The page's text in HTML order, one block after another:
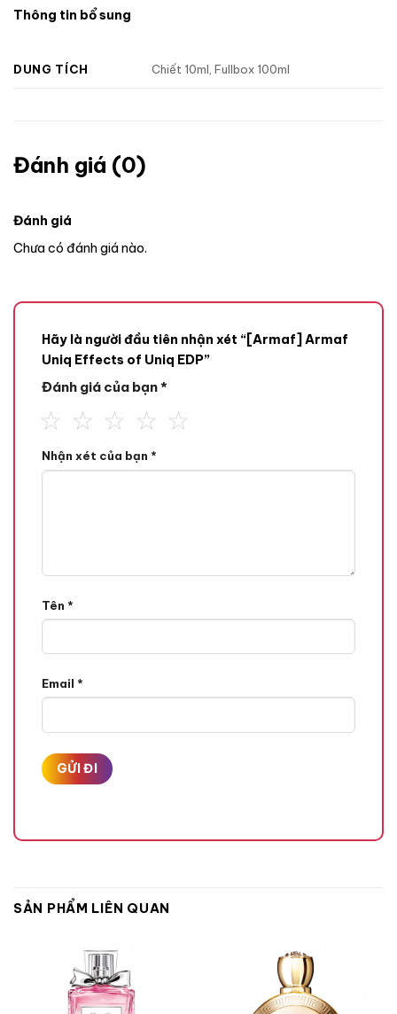
mang thần thái kiêu kỳ và khí chất sang trọng khó quên.
Mùi hương
Tone Hương
Hương Đầu
Thông tin bổ sung
DUNG TÍCH Chiết 10ml, Fullbox 100ml
Đánh giá (0)
Đánh giá
Chưa có đánh giá nào.
Hãy là người đầu tiên nhận xét “[Armaf] Armaf
Uniq Effects of Uniq EDP”
Đánh giá của bạn*
Nhận xét của bạn *
Tên *
Email *
SẢN PHẨM LIÊN QUAN